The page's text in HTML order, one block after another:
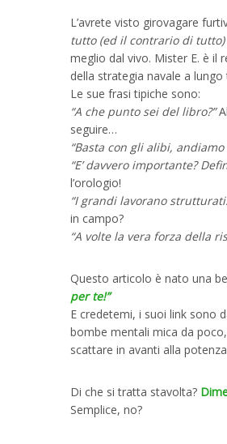
L’avrete visto girovagare
tutto (ed il contrario di tutto)
meglio dal vivo. Mister E. è il
della strategia navale a lungo
Le sue frasi tipiche sono:
“A che punto sei del libro?”
seguire…
“Basta con gli alibi,
“E’ davvero importante?
l’orologio!
“I grandi lavorano
in campo?
“A volte la vera forza della
Questo articolo è nato una
per te!”
E credetemi, i suoi link sono
bombe mentali mica da
scattare in avanti alla
Di che si tratta stavolta?
Semplice, no?